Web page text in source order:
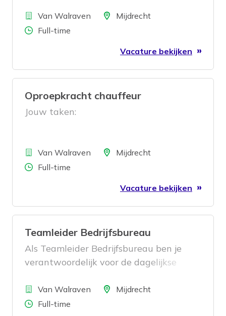
BedrijfVan Walraven LocatieMijdrecht
Aantal uren
Full-time
Vacature bekijken
Oproepkracht chauffeur
Jouw taken:
BedrijfVan Walraven LocatieMijdrecht
Aantal uren
Full-time
Vacature bekijken
Teamleider Bedrijfsbureau
Als Teamleider Bedrijfsbureau ben je
verantwoordelijk voor de dagelijkse
magazijnbeheer. Je zorgt ervoor dat de
voorraadadministratie klopt, processen
BedrijfVan Walraven LocatieMijdrecht
Aantal uren
Full-time